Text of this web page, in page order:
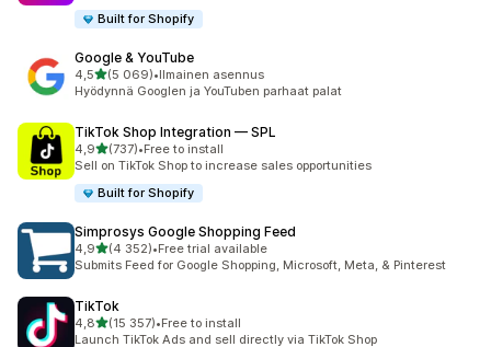
Built for Shopify
Google & YouTube
4,5/ 5 tähteä
(5 069)
5069 arvostelua yhteensä
•Ilmainen asennus
Hyödynnä Googlen ja YouTuben parhaat palat
TikTok Shop Integration — SPL
4,9/ 5 tähteä
(737)
737 arvostelua yhteensä
•Free to install
Sell on TikTok Shop to increase sales opportunities
Built for Shopify
Simprosys Google Shopping Feed
4,9/ 5 tähteä
(4 352)
4352 arvostelua yhteensä
•Free trial available
Submits Feed for Google Shopping, Microsoft, Meta, & Pinterest
TikTok
4,8/ 5 tähteä
(15 357)
15357 arvostelua yhteensä
•Free to install
Launch TikTok Ads and sell directly via TikTok Shop